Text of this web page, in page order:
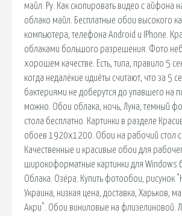
майл. Ру. Как скопировать видео с айфона
облако майл. Бесплатные обои высокого
компьютера, телефона Android и IPhone.
облаками большого разрешения. Фото
хорошем качестве. Есть, типа, правило 5
когда недалёкие идиёты считают, что за 5
бактериями не доберутся до упавшего на
можно. Обои облака, ночь, Луна, темный
стола бесплатно. Картинки в разделе
обоев 1920x1200. Обои на рабочий стол
Качественные и красивые обои для
широкоформатные картинки для Windows
Облака. Озёра. Купить фотообои, рисунок
Украина, низкая цена, доставка, Харьков,
Акри". Обои виниловые на флизелиновой.